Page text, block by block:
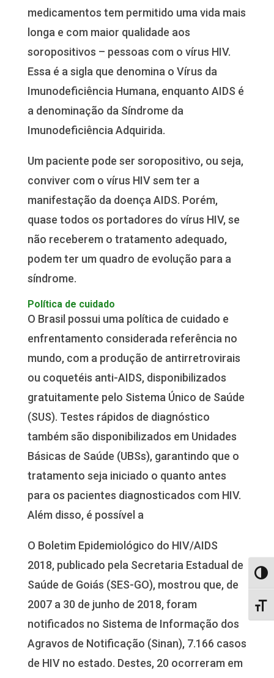
medicamentos tem permitido uma vida mais
longa e com maior qualidade aos
soropositivos – pessoas com o vírus HIV.
Essa é a sigla que denomina o Vírus da
Imunodeficiência Humana, enquanto AIDS é
a denominação da Síndrome da
Imunodeficiência Adquirida.
Um paciente pode ser soropositivo, ou seja,
conviver com o vírus HIV sem ter a
manifestação da doença AIDS. Porém,
quase todos os portadores do vírus HIV, se
não receberem o tratamento adequado,
podem ter um quadro de evolução para a
síndrome.
Política de cuidado
O Brasil possui uma política de cuidado e
enfrentamento considerada referência no
mundo, com a produção de antirretrovirais
ou coquetéis anti-AIDS, disponibilizados
gratuitamente pelo Sistema Único de Saúde
(SUS). Testes rápidos de diagnóstico
também são disponibilizados em Unidades
Básicas de Saúde (UBSs), garantindo que o
tratamento seja iniciado o quanto antes
para os pacientes diagnosticados com HIV.
Além disso, é possível a
O Boletim Epidemiológico do HIV/AIDS
2018, publicado pela Secretaria Estadual de
Saúde de Goiás (SES-GO), mostrou que, de
2007 a 30 de junho de 2018, foram
notificados no Sistema de Informação dos
Agravos de Notificação (Sinan), 7.166 casos
de HIV no estado. Destes, 20 ocorreram em